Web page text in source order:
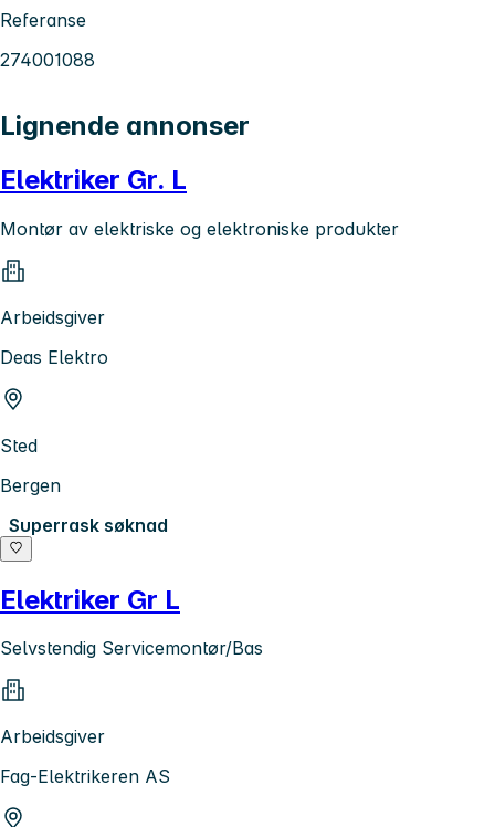
Referanse
274001088
Lignende annonser
Elektriker Gr. L
Montør av elektriske og elektroniske produkter
Arbeidsgiver
Deas Elektro
Sted
Bergen
Superrask søknad
Elektriker Gr L
Selvstendig Servicemontør/Bas
Arbeidsgiver
Fag-Elektrikeren AS